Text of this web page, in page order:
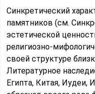
Синкретический
памятников (см.
эстетической
религиозно-
своей структуре
Литературное
Египта, Китая, Иудеи,